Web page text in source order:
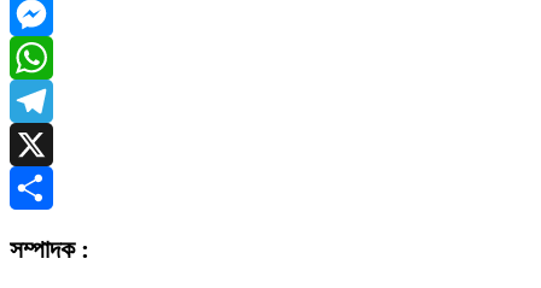
Facebook
Messenger
WhatsApp
Telegram
X
সম্পাদক :